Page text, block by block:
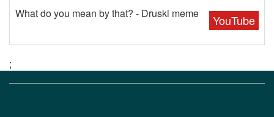
YouTube
What do you mean by that? - Druski meme
;